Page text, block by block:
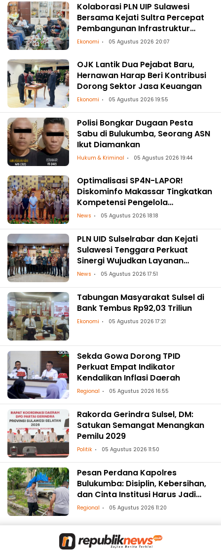
Kolaborasi PLN UIP Sulawesi
Bersama Kejati Sultra Percepat
Pembangunan Infrastruktur
Ketenagalistrikan
Ekonomi 05 Agustus 2026 20:07
OJK Lantik Dua Pejabat Baru,
Hernawan Harap Beri Kontribusi
Dorong Sektor Jasa Keuangan
Ekonomi 05 Agustus 2026 19:55
Polisi Bongkar Dugaan Pesta
Sabu di Bulukumba, Seorang ASN
Ikut Diamankan
Hukum & Kriminal 05 Agustus 2026 19:44
Optimalisasi SP4N-LAPOR!
Diskominfo Makassar Tingkatkan
Kompetensi Pengelola
Pengaduan OPD
News 05 Agustus 2026 18:18
PLN UID Sulselrabar dan Kejati
Sulawesi Tenggara Perkuat
Sinergi Wujudkan Layanan
Kelistrikan Andal dengan
Hukum
News 05 Agustus 2026 17:51
Tabungan Masyarakat Sulsel di
Bank Tembus Rp92,03 Triliun
Ekonomi 05 Agustus 2026 17:21
Sekda Gowa Dorong TPID
Perkuat Empat Indikator
Kendalikan Inflasi Daerah
Regional 05 Agustus 2026 16:55
Rakorda Gerindra Sulsel, DM:
Satukan Semangat Menangkan
Pemilu 2029
Politik 05 Agustus 2026 11:50
Pesan Perdana Kapolres
Bulukumba: Disiplin, Kebersihan,
dan Cinta Institusi Harus Jadi
Budaya
Regional 05 Agustus 2026 11:20